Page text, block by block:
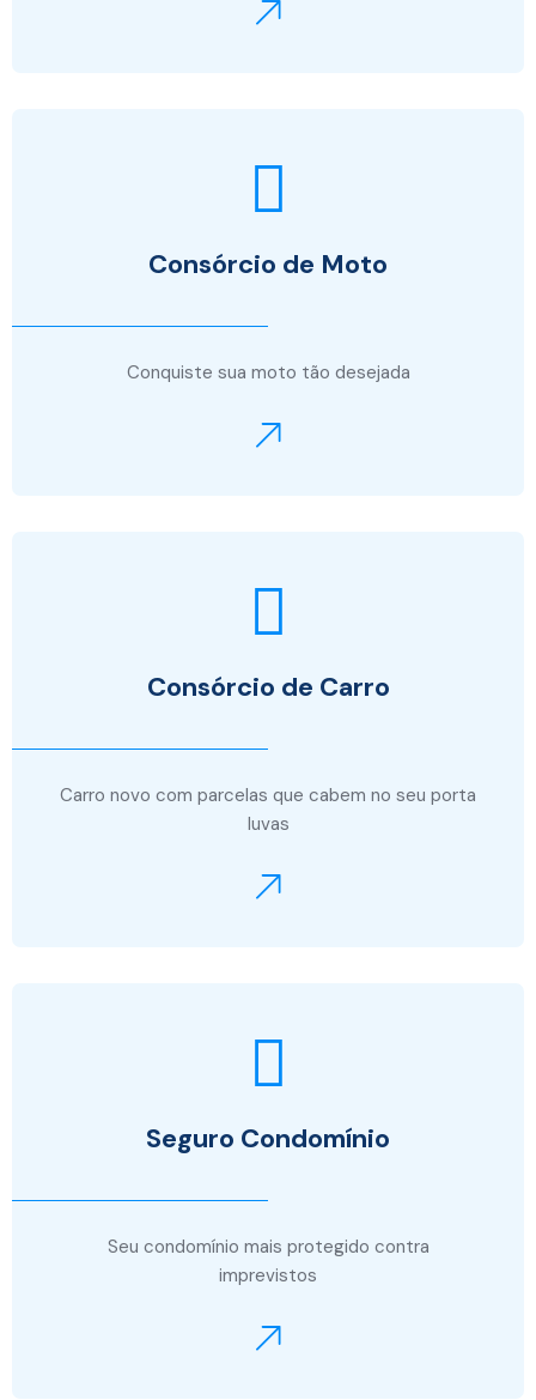
Consórcio de Moto
Conquiste sua moto tão desejada
Consórcio de Carro
Carro novo com parcelas que cabem no seu porta
luvas
Seguro Condomínio
Seu condomínio mais protegido contra
imprevistos